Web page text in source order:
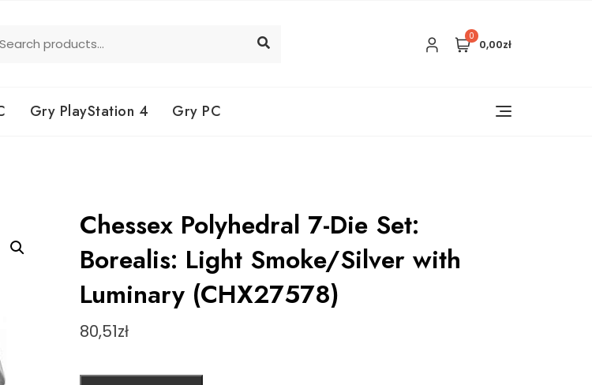
0
0,00zł
Gry PlayStation 4 Gry PC
Chessex Polyhedral 7-Die Set:
Borealis: Light Smoke/Silver with
Luminary (CHX27578)
80,51zł